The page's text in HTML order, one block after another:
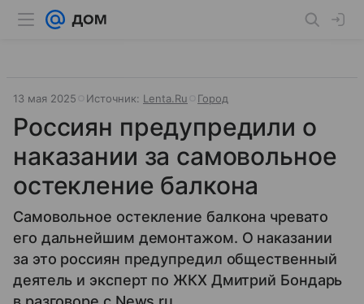
13 мая 2025 Источник: Lenta.Ru Город
Россиян предупредили о
наказании за самовольное
остекление балкона
Самовольное остекление балкона чревато
его дальнейшим демонтажом. О наказании
за это россиян предупредил общественный
деятель и эксперт по ЖКХ Дмитрий Бондарь